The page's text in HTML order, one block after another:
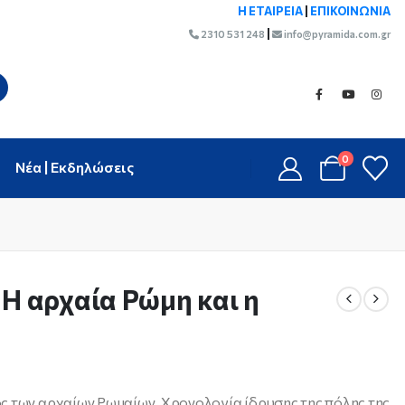
Η ΕΤΑΙΡΕΙΑ ΕΠΙΚΟΙΝΩΝΙΑ
2310 531 248 info@pyramida.com.gr
Νέα | Εκδηλώσεις 0
αρχαία Ρώμη και η